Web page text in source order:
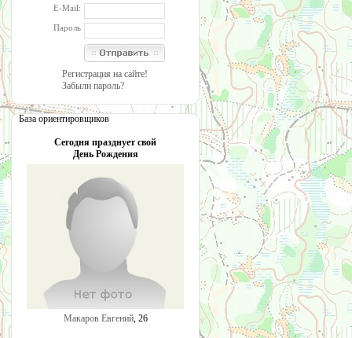
E-Mail:
Пароль
Регистрация на сайте!
Забыли пароль?
База ориентировщиков
Сегодня празднует свой
День Рождения
Макаров Евгений, 26